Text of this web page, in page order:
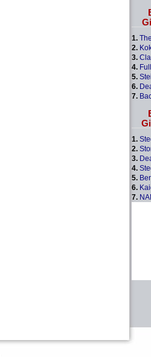
1.
2.
3.
4.
5.
6.
7.
1.
2.
3.
4.
5.
6.
7.